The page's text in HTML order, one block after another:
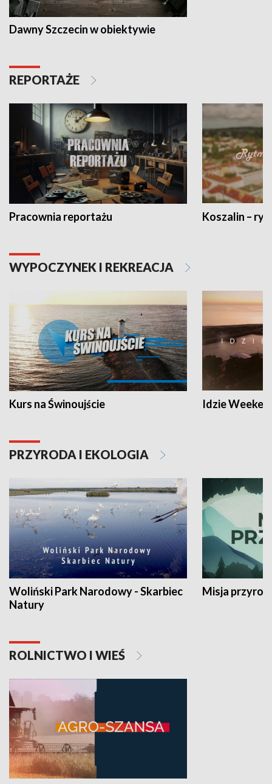
Dawny Szczecin w obiektywie
REPORTAŻE
Pracownia reportażu Koszalin –
WYPOCZYNEK I REKREACJA
Kurs na Świnoujście Idzie
PRZYRODA I EKOLOGIA
Woliński Park Narodowy - Skarbiec
Natury
Misja
ROLNICTWO I WIEŚ